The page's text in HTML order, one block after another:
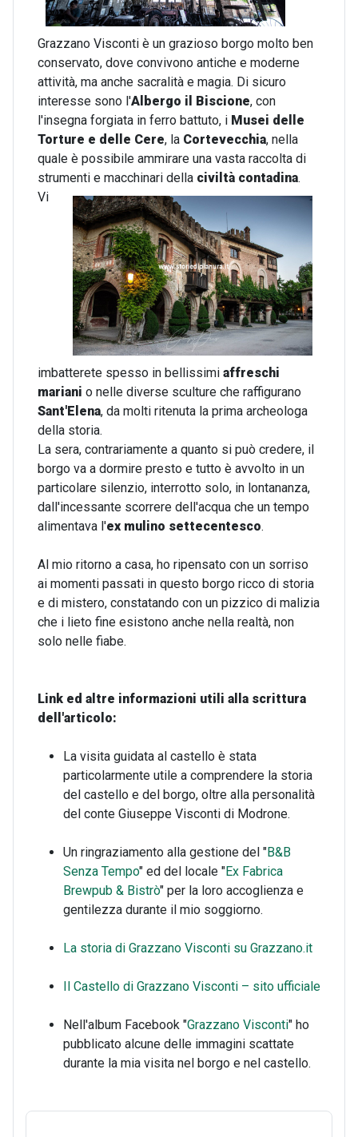
Grazzano Visconti è un grazioso borgo molto ben
conservato, dove convivono antiche e moderne
attività, ma anche sacralità e magia. Di sicuro
interesse sono l'Albergo il Biscione, con
l'insegna forgiata in ferro battuto, i Musei delle
Torture e delle Cere, la Cortevecchia, nella
quale è possibile ammirare una vasta raccolta di
strumenti e macchinari della civiltà contadina.
Vi
imbatterete spesso in bellissimi affreschi
mariani o nelle diverse sculture che raffigurano
Sant'Elena, da molti ritenuta la prima archeologa
della storia.
La sera, contrariamente a quanto si può credere, il
borgo va a dormire presto e tutto è avvolto in un
particolare silenzio, interrotto solo, in lontananza,
dall'incessante scorrere dell'acqua che un tempo
alimentava l'ex mulino settecentesco.
Al mio ritorno a casa, ho ripensato con un sorriso
ai momenti passati in questo borgo ricco di storia
e di mistero, constatando con un pizzico di malizia
che i lieto fine esistono anche nella realtà, non
solo nelle fiabe.
Link ed altre informazioni utili alla scrittura
dell'articolo:
La visita guidata al castello è stata
particolarmente utile a comprendere la storia
del castello e del borgo, oltre alla personalità
del conte Giuseppe Visconti di Modrone.
Un ringraziamento alla gestione del "B&B
Senza Tempo" ed del locale "Ex Fabrica
Brewpub & Bistrò" per la loro accoglienza e
gentilezza durante il mio soggiorno.
La storia di Grazzano Visconti su Grazzano.it
Il Castello di Grazzano Visconti – sito ufficiale
Nell'album Facebook "Grazzano Visconti" ho
pubblicato alcune delle immagini scattate
durante la mia visita nel borgo e nel castello.